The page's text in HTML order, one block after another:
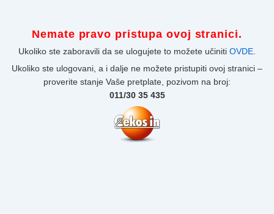
Nemate pravo pristupa ovoj stranici.
Ukoliko ste zaboravili da se ulogujete to možete učiniti OVDE
Ukoliko ste ulogovani, a i dalje ne možete pristupiti ovoj stranici –
proverite stanje Vaše pretplate, pozivom na broj:
011/30 35 435